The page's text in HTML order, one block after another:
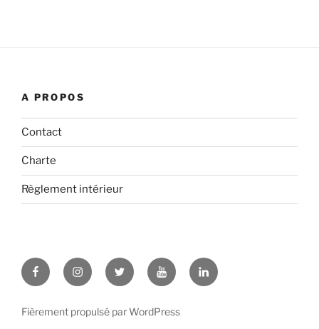
A PROPOS
Contact
Charte
Règlement intérieur
FacebookInstagramTwitter YouTubeLinkedIn
Fièrement propulsé par WordPress